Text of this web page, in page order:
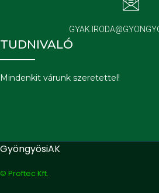
TUDNIVALÓ
Mindenkit várunk szeretettel!
GyöngyösiAK
© Proftec Kft.